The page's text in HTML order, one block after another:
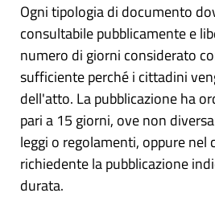
Ogni tipologia di documento
consultabile pubblicamente e
numero di giorni considerato
sufficiente perché i cittadini
dell'atto. La pubblicazione ha
pari a 15 giorni, ove non
leggi o regolamenti, oppure nel
richiedente la pubblicazione
durata.